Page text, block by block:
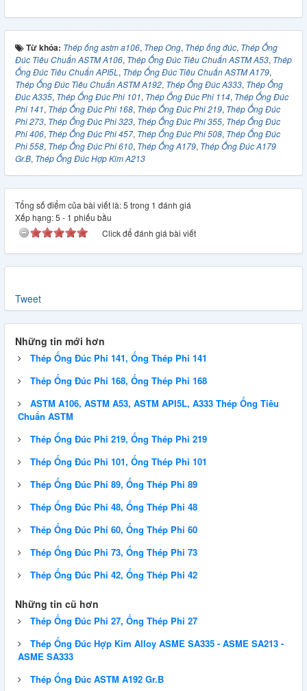
Từ khóa: Thép ống astm a106, Thep Ong, Thép ống đúc, Thép Ống
Đúc Tiêu Chuẩn ASTM A106, Thép Ống Đúc Tiêu Chuẩn ASTM A53, Thép
Ống Đúc Tiêu Chuẩn API5L , Thép Ống Đúc Tiêu Chuẩn ASTM A179,
Thép Ống Đúc Tiêu Chuẩn ASTM A192, Thép Ống Đúc A333, Thép Ống
Đúc A335, Thép Ống Đúc Phi 101, Thép Ống Đúc Phi 114, Thép Ống Đúc
Phi 141, Thép Ống Đúc Phi 168, Thép Ống Đúc Phi 219, Thép Ống Đúc
Phi 273, Thép Ống Đúc Phi 323, Thép Ống Đúc Phi 355, Thép Ống Đúc
Phi 406, Thép Ống Đúc Phi 457, Thép Ống Đúc Phi 508, Thép Ống Đúc
Phi 558, Thép Ống Đúc Phi 610, Thép Ống A179, Thép Ống Đúc A179
Gr.B, Thép Ống Đúc Hợp Kim A213
Tổng số điểm của bài viết là: 5 trong 1 đánh giá
Xếp hạng:5 - 1 phiếu bầu
Click để đánh giá bài viết
Tweet
Những tin mới hơn
Thép Ống Đúc Phi 141, Ống Thép Phi 141
Thép Ống Đúc Phi 168, Ống Thép Phi 168
ASTM A106, ASTM A53, ASTM API5L, A333 Thép Ống Tiêu
Chuẩn ASTM
Thép Ống Đúc Phi 219, Ống Thép Phi 219
Thép Ống Đúc Phi 101, Ống Thép Phi 101
Thép Ống Đúc Phi 89, Ống Thép Phi 89
Thép Ống Đúc Phi 48, Ống Thép Phi 48
Thép Ống Đúc Phi 60, Ống Thép Phi 60
Thép Ống Đúc Phi 73, Ống Thép Phi 73
Thép Ống Đúc Phi 42, Ống Thép Phi 42
Những tin cũ hơn
Thép Ống Đúc Phi 27, Ống Thép Phi 27
Thép Ống Đúc Hợp Kim Alloy ASME SA335 - ASME SA213 -
ASME SA333
Thép Ống Đúc ASTM A192 Gr.B